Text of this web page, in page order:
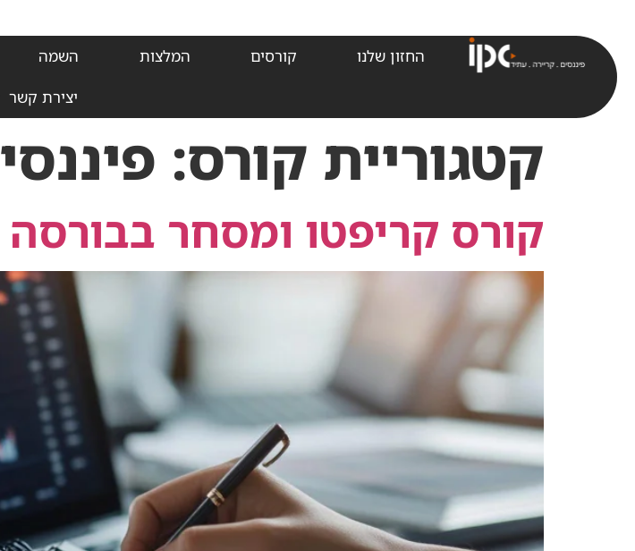
החזון שלנו קורסים המלצות השמה
יצירת קשר
קטגוריית קורס:
קורס קריפטו ומסחר בבורסה